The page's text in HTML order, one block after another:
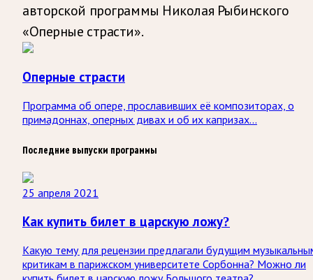
авторской программы Николая Рыбинского
«Оперные страсти».
Оперные страсти
Программа об опере, прославивших её композиторах, о
примадоннах, оперных дивах и об их капризах...
Последние выпуски программы
25 апреля 2021
Как купить билет в царскую ложу?
Какую тему для рецензии предлагали будущим
критикам в парижском университете Сорбонна? Можно ли